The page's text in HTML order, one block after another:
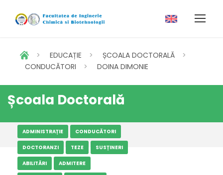
> EDUCAȚIE > ȘCOALA DOCTORALĂ
>
CONDUCĂTORI
> DOINA DIMONIE
Școala Doctorală
ADMINISTRAȚIE CONDUCĂTORI
DOCTORANZI TEZE SUSȚINERI
ABILITĂRI ADMITERE